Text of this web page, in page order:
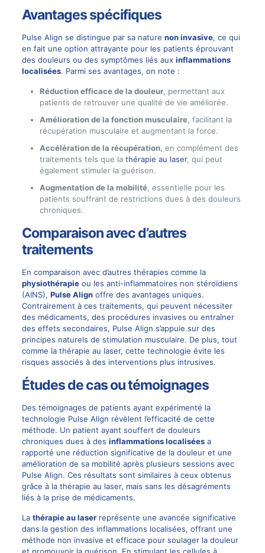
Avantages spécifiques
Pulse Align se distingue par sa nature non invasive, ce qui
en fait une option attrayante pour les patients éprouvant
des douleurs ou des symptômes liés aux inflammations
localisées. Parmi ses avantages, on note :
Réduction efficace de la douleur, permettant aux
patients de retrouver une qualité de vie améliorée.
Amélioration de la fonction musculaire, facilitant la
récupération musculaire et augmentant la force.
Accélération de la récupération, en complément des
traitements tels que la thérapie au laser, qui peut
également stimuler la guérison.
Augmentation de la mobilité, essentielle pour les
patients souffrant de restrictions dues à des douleurs
chroniques.
Comparaison avec d’autres
traitements
En comparaison avec d’autres thérapies comme la
physiothérapieou les anti-inflammatoires non stéroïdiens
(AINS), Pulse Alignoffre des avantages uniques.
Contrairement à ces traitements, qui peuvent nécessiter
des médicaments, des procédures invasives ou entraîner
des effets secondaires, Pulse Align s’appuie sur des
principes naturels de stimulation musculaire. De plus, tout
comme la thérapie au laser, cette technologie évite les
risques associés à des interventions plus intrusives.
Études de cas ou témoignages
Des témoignages de patients ayant expérimenté la
technologie Pulse Align révèlent l’efficacité de cette
méthode. Un patient ayant souffert de douleurs
chroniques dues à des inflammations localiséesa
rapporté une réduction significative de la douleur et une
amélioration de sa mobilité après plusieurs sessions avec
Pulse Align. Ces résultats sont similaires à ceux obtenus
grâce à la thérapie au laser, mais sans les désagréments
liés à la prise de médicaments.
La thérapie au laserreprésente une avancée significative
dans la gestion des inflammations localisées, offrant une
méthode non invasive et efficace pour soulager la douleur